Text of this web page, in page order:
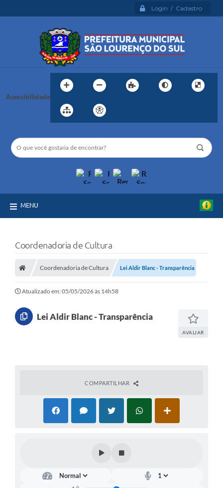
Login / Cadastro
Acessibilidade
MENU
Coordenadoria de Cultura
Coordenadoria de Cultura Lei Aldir Blanc - Transparência
Atualizado em: 05/05/2026 às 14h58
Lei Aldir Blanc - Transparência
AVALIAR
COMPARTILHAR